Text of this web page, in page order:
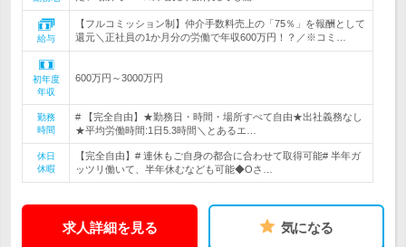
給与
【フルコミッション制】仲介手数料売上の「75％」を報酬として
還元＼正社員の1か月分の労働で年収600万円！？／※コミ…
初年度
年収
600万円～3000万円
勤務
時間
# 【完全自由】★勤務日・時間・場所すべて自由★出社義務なし
★平均労働時間:1日5.3時間＼とあるエ…
休日
休暇
【完全自由】# 連休もご自身の都合に合わせて取得可能# 半年ガ
ッツリ働いて、半年休むなども可能◆Oさ…
求人詳細を見る 気になる